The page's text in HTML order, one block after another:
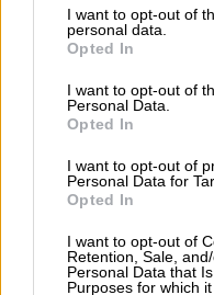
not limited to your visit or
grant or deny consent to
use your data for below
consent section.
I want to opt-out of
personal data.
Opted In
I want to opt-out of
Personal Data.
Opted In
I want to opt-out of
Personal Data for
Opted In
I want to opt-out of
Retention, Sale,
Personal Data that
Purposes for which it
"We believe
cinematic
Bruckheimer
of footage
— Deadline
2025